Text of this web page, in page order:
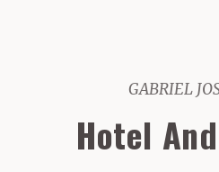
GABRIEL
Hotel